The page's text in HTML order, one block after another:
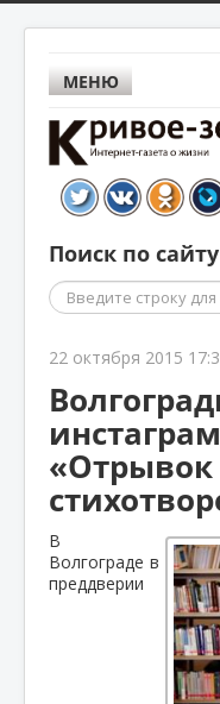
МЕНЮ
Поиск по сайту
Поиск
22 октября 2015
В
Волгограде в
преддверии